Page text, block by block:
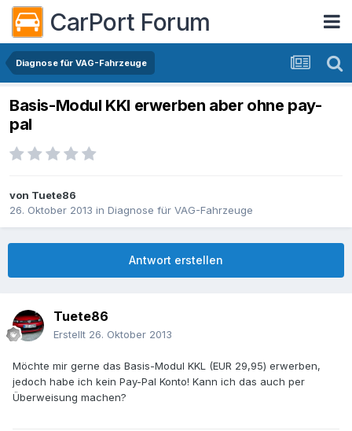
CarPort Forum
Diagnose für VAG-Fahrzeuge
Basis-Modul KKl erwerben aber ohne pay-
pal
von Tuete86
26. Oktober 2013 in Diagnose für VAG-Fahrzeuge
Antwort erstellen
Tuete86
Erstellt 26. Oktober 2013
Möchte mir gerne das Basis-Modul KKL (EUR 29,95) erwerben,
jedoch habe ich kein Pay-Pal Konto! Kann ich das auch per
Überweisung machen?